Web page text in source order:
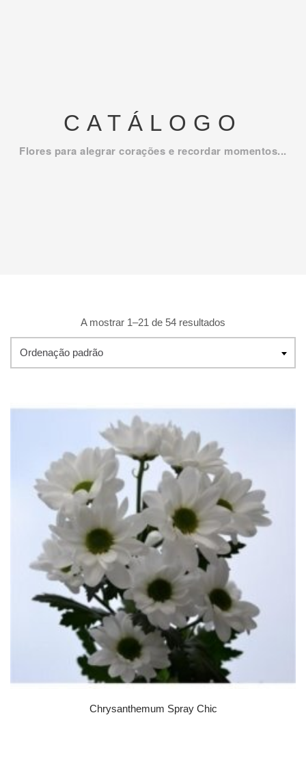
CATÁLOGO
Flores para alegrar corações e recordar momentos...
A mostrar 1–21 de 54 resultados
Ordenação padrão
Chrysanthemum Spray Chic